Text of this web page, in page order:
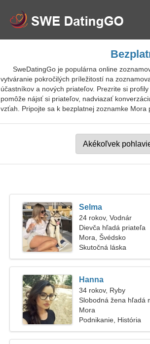
SweDatingGo je populárna online
vytváranie pokročilých príležitostí na
účastníkov a nových priateľov. Prezrite si
pomôže nájsť si priateľov, nadviazať
vzťah. Pripojte sa k bezplatnej zoznamke Mora
Selma
24 rokov, Vodnár
Dievča hľadá priateľa
Mora, Švédsko
Skutočná láska
Hanna
34 rokov, Ryby
Slobodná žena hľadá
Mora
Podnikanie, História